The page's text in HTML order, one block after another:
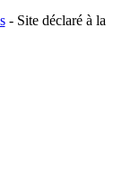
- Site déclaré à la